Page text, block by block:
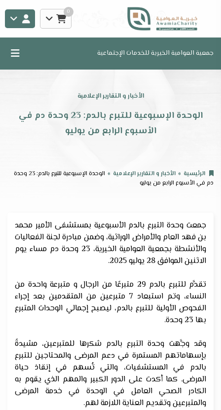
0
جمعية العوامية الخيرية للخدمات الإجتماعية
الأخبار و التقارير الإعلامية
الوحدة الإسبوعية للتبرع بالدم: 23 وحدة دم في
الأسبوع الرابع من يوليو
الرئيسية الأخبار و التقارير الإعلامية
الوحدة الإسبوعية للتبرع بالدم: 23 وحدة
دم في الأسبوع الرابع من يوليو
جمعت وحدة التبرع بالدم الأسبوعية بمستشفى الأمير محمد
بن فهد العام والأمراض الوراثية، وضمن مبادرة لجنة الفعاليات
والأنشطة بجمعية العوامية الخيرية، 23 وحدة دم مساء يوم
الاثنين الموافق 28 يوليو 2025.
تقدَّم للتبرع بالدم 29 متبرعًا من الرجال و متبرعة واحدة من
النساء، وتم استبعاد 7 متبرعين من المتقدمين بعد إجراء
الفحوص الأولية للتبرع بالدم، ليصبح إجمالي الوحدات المتبرع
بها 23 وحدة.
وقد وجَّهت وحدة التبرع بالدم شكرها للمتبرعين، مشيدةً
بإسهاماتهم المستمرة في دعم المرضى والمحتاجين للتبرع
بالدم في المستشفيات، والتي تُسهم في إنقاذ حياة
المرضى. كما أكدت على الدور الكبير والمهم الذي يقوم به
الكادر الصحي العامل في الوحدة في خدمة المرضى
والمتبرعين وتقديم العناية اللازمة لهم.